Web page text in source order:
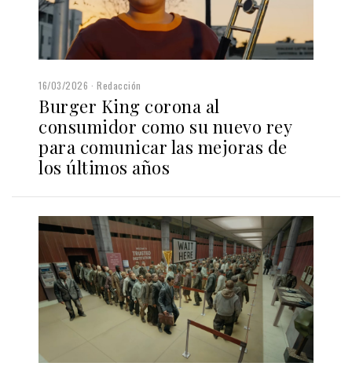
16/03/2026 Redacción
Burger King corona al
consumidor como su nuevo rey
para comunicar las mejoras de
los últimos años